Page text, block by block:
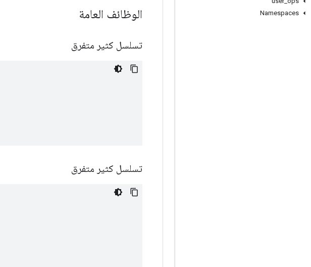
Namespaces
الوظائف العامة
تسلسل كثير متفرق
تسلسل كثير متفرق